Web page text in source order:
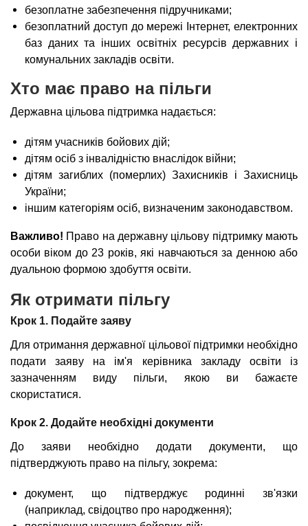
безоплатне забезпечення підручниками;
безоплатний доступ до мережі Інтернет, електронних
баз даних та інших освітніх ресурсів державних і
комунальних закладів освіти.
Хто має право на пільги
Державна цільова підтримка надається:
дітям учасників бойових дій;
дітям осіб з інвалідністю внаслідок війни;
дітям загиблих (померлих) Захисників і Захисниць
України;
іншим категоріям осіб, визначеним законодавством.
Важливо! Право на державну цільову підтримку мають
особи віком до 23 років, які навчаються за денною або
дуальною формою здобуття освіти.
Як отримати пільгу
Крок 1. Подайте заяву
Для отримання державної цільової підтримки необхідно
подати заяву на ім'я керівника закладу освіти із
зазначенням виду пільги, якою ви бажаєте
скористатися.
Крок 2. Додайте необхідні документи
До заяви необхідно додати документи, що
підтверджують право на пільгу, зокрема:
документ, що підтверджує родинні зв'язки
(наприклад, свідоцтво про народження);